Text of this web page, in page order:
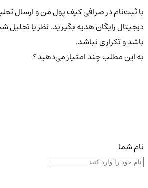
با ثبت‌نام در صرافی کیف پول من و ارسال
باشد و تکراری نباشد.
به این مطلب چند امتیاز می‌دهید؟
نام شما